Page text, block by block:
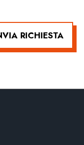
RICHIESTA